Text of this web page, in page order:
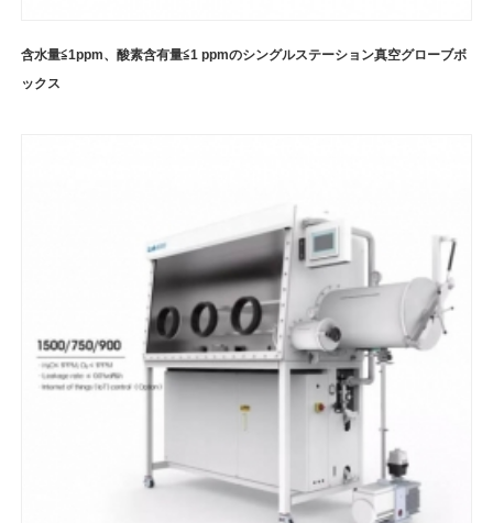
含水量≦1ppm、酸素含有量≦1 ppmのシングルステーション真空グローブボ
ックス